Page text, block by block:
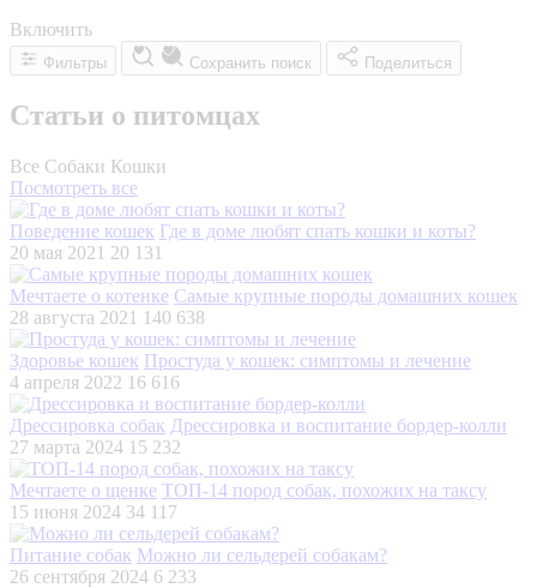
Включить
Фильтры Сохранить поиск Поделиться
Статьи о питомцах
Все Собаки Кошки
Посмотреть все
Поведение кошек Где в доме любят спать кошки и коты?
20 мая 2021 20 131
Мечтаете о котенке Самые крупные породы домашних кошек
28 августа 2021 140 638
Здоровье кошек Простуда у кошек: симптомы и лечение
4 апреля 2022 16 616
Дрессировка собак Дрессировка и воспитание бордер-колли
27 марта 2024 15 232
Мечтаете о щенке ТОП-14 пород собак, похожих на таксу
15 июня 2024 34 117
Питание собак Можно ли сельдерей собакам?
26 сентября 2024 6 233